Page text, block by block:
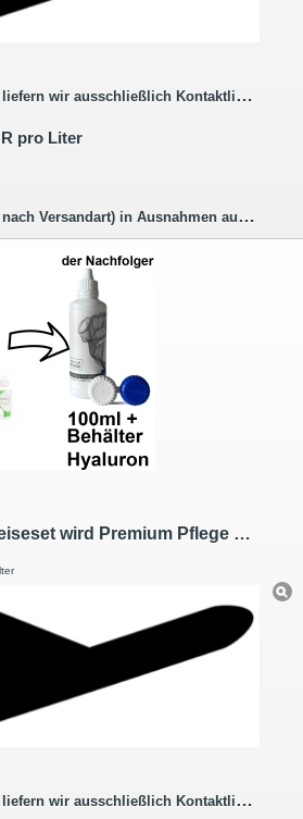
Kontaktlinsenbestellungen ohne Pflegemittel.
pro Liter
Versandart) in Ausnahmen auch länger.
Aus Options Pure Reiseset wird Premium Pflege Kombilösung Reiseset mit Hyaluron 100ml / 1 Behälter
Kontaktlinsenbestellungen ohne Pflegemittel.